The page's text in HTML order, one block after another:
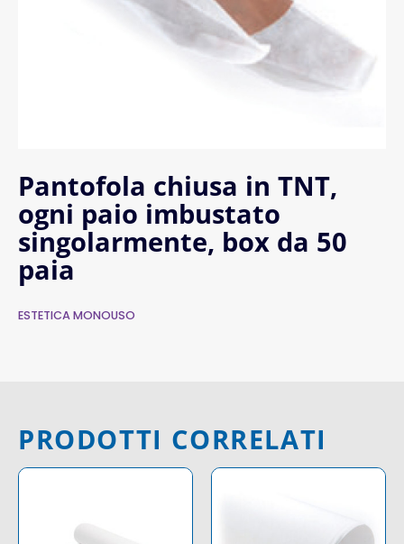
Pantofola chiusa in TNT,
ogni paio imbustato
singolarmente, box da 50
paia
ESTETICA MONOUSO
PRODOTTI CORRELATI